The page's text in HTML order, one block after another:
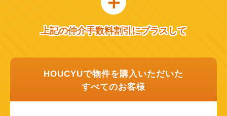
上記の仲介手数料割引にプラスして
HOUCYUで物件を購入いただいた
すべてのお客様